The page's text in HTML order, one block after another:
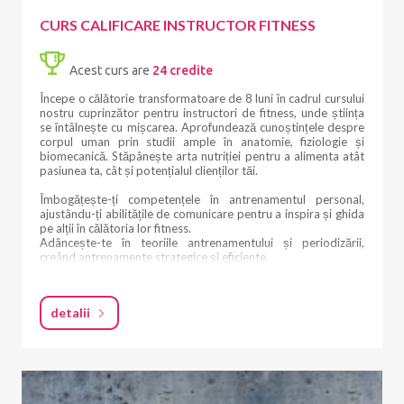
CURS CALIFICARE INSTRUCTOR FITNESS
Acest curs are 24 credite
Începe o călătorie transformatoare de 8 luni în cadrul cursului
nostru cuprinzător pentru instructori de fitness, unde știința
se întâlnește cu mișcarea. Aprofundează cunoștințele despre
corpul uman prin studii ample în anatomie, fiziologie și
biomecanică. Stăpânește arta nutriției pentru a alimenta atât
pasiunea ta, cât și potențialul clienților tăi.
Îmbogățește-ți competențele în antrenamentul personal,
ajustându-ți abilitățile de comunicare pentru a inspira și ghida
pe alții în călătoria lor fitness.
Adâncește-te în teoriile antrenamentului și periodizării,
creând antrenamente strategice și eficiente.
orchestrând sesiuni care unesc și motivează. Învață secretele
auto-promovării și marketingului, asigurându-te că drumul
tău către succes este la fel de convingător ca antrenamentele
Crează programe de antrenament transformatoare,
amestecând cu înțelepciune știința și creativitatea. Descoperă
detalii